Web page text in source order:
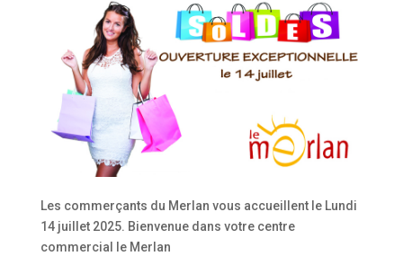
Les commerçants du Merlan vous accueillent le Lundi
14 juillet 2025. Bienvenue dans votre centre
commercial le Merlan